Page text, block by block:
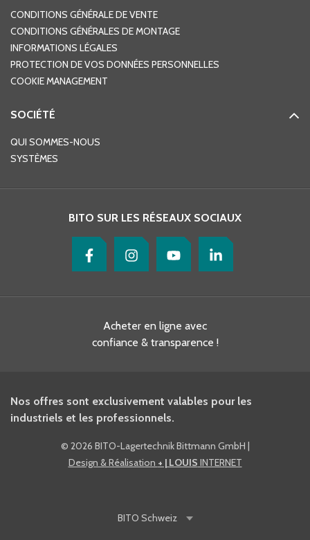
CONDITIONS GÉNÉRALE DE VENTE
CONDITIONS GÉNÉRALES DE MONTAGE
INFORMATIONS LÉGALES
PROTECTION DE VOS DONNÉES PERSONNELLES
COOKIE MANAGEMENT
SOCIÉTÉ
QUI SOMMES-NOUS
SYSTÈMES
BITO SUR LES RÉSEAUX SOCIAUX
Acheter en ligne avec
confiance & transparence !
Nos offres sont exclusivement valables pour les
industriels et les professionnels.
© 2026 BITO-Lagertechnik Bittmann GmbH |
Design & Réalisation + | LOUIS INTERNET
BITO Schweiz